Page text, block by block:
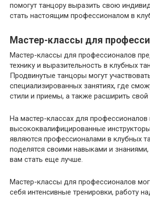
помогут танцору выразить свою
стать настоящим профессионалом в
Мастер-классы для
Мастер-классы для профессионалов
технику и выразительность в клубных
Продвинутые танцоры могут
специализированных занятиях, где
стили и приемы, а также расширить свой
На мастер-классах для
высококвалифицированные
являются профессионалами в клубных
поделятся своими навыками и
вам стать еще лучше.
Мастер-классы для профессионалов
себя интенсивные тренировки, работу